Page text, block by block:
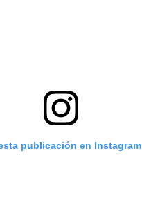
publicación en Instagram